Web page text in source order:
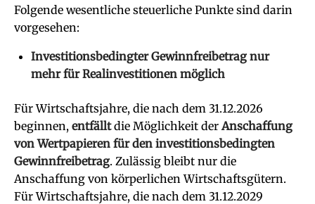
Folgende wesentliche steuerliche Punkte sind darin
vorgesehen:
Investitionsbedingter Gewinnfreibetrag nur
mehr für Realinvestitionen möglich
Für Wirtschaftsjahre, die nach dem 31.12.2026
beginnen, entfälltdie Möglichkeit derAnschaffung
von Wertpapieren für den investitionsbedingten
Gewinnfreibetrag. Zulässig bleibt nur die
Anschaffung von körperlichen Wirtschaftsgütern.
Für Wirtschaftsjahre, die nach dem 31.12.2029